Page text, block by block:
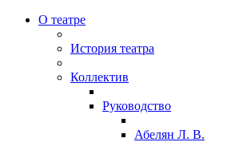
О театре
История театра
Коллектив
Руководство
Абелян Л. В.